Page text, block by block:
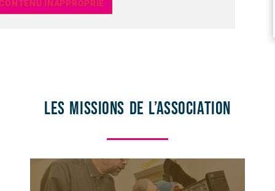
INAPPROPRIÉ
Les missions de l’association